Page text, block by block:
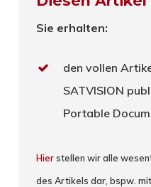
Sie erhalten:
den vollen
SATVISION
Portable
Hierstellen wir alle
des Artikels dar, bspw.